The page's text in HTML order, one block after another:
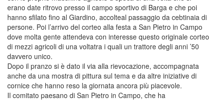
erano date ritrovo presso il campo sportivo di Barga e che poi
hanno sfilato fino al Giardino, accolteal passaggio da cebtinaia di
persone. Poi l’arrivo del corteo alla festa a San Pietro in Campo
dove molta gente attendeva con interesse questo originale corteo
di mezzi agricoli di una voltatra i quali un trattore degli anni ’50
davvero unico.
Dopo il pranzo si è dato il via alla rievocazione, accompagnata
anche da una mostra di pittura sul tema e da altre iniziative di
cornice che hanno reso la giornata ancora più piacevole.
Il comitato paesano di San Pietro in Campo, che ha